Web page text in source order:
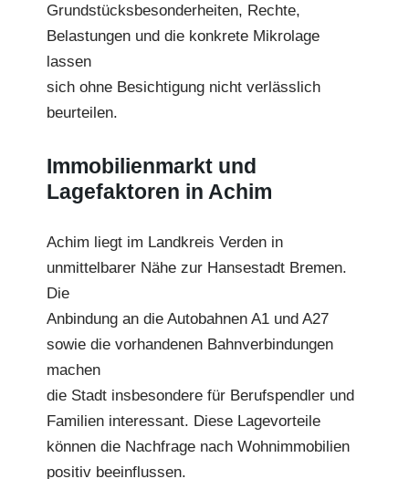
Grundstücksbesonderheiten, Rechte,
Belastungen und die konkrete Mikrolage
lassen
sich ohne Besichtigung nicht verlässlich
beurteilen.
Immobilienmarkt und
Lagefaktoren in Achim
Achim liegt im Landkreis Verden in
unmittelbarer Nähe zur Hansestadt Bremen.
Die
Anbindung an die Autobahnen A1 und A27
sowie die vorhandenen Bahnverbindungen
machen
die Stadt insbesondere für Berufspendler und
Familien interessant. Diese Lagevorteile
können die Nachfrage nach Wohnimmobilien
positiv beeinflussen.